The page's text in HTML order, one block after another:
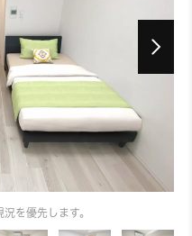
を優先します。